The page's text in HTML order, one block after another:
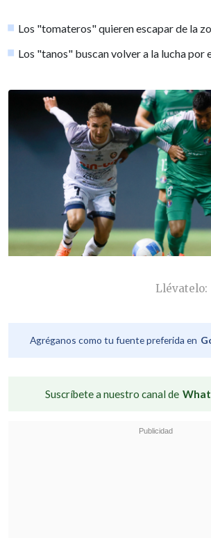
Los "tomateros" quieren escapar de la
Los "tanos" buscan volver a la lucha por
Llévatelo:
Agréganos como tu fuente preferida en
Suscríbete a nuestro canal de